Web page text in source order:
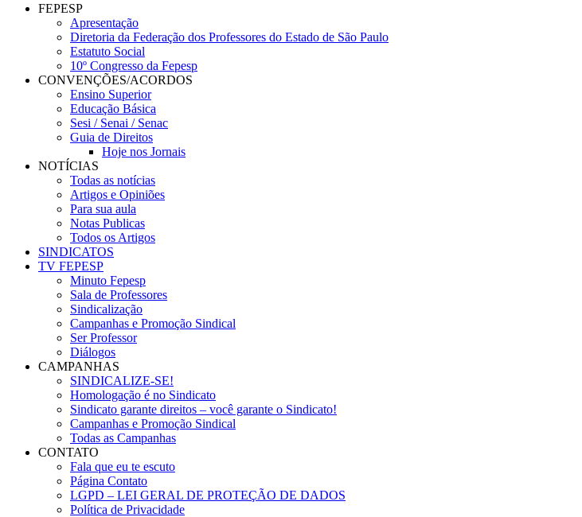
FEPESP
Apresentação
Diretoria da Federação dos Professores do Estado de São Paulo
Estatuto Social
10º Congresso da Fepesp
CONVENÇÕES/ACORDOS
Ensino Superior
Educação Básica
Sesi / Senai / Senac
Guia de Direitos
Hoje nos Jornais
NOTÍCIAS
Todas as notícias
Artigos e Opiniões
Para sua aula
Notas Publicas
Todos os Artigos
SINDICATOS
TV FEPESP
Minuto Fepesp
Sala de Professores
Sindicalização
Campanhas e Promoção Sindical
Ser Professor
Diálogos
CAMPANHAS
SINDICALIZE-SE!
Homologação é no Sindicato
Sindicato garante direitos – você garante o Sindicato!
Campanhas e Promoção Sindical
Todas as Campanhas
CONTATO
Fala que eu te escuto
Página Contato
LGPD – LEI GERAL DE PROTEÇÃO DE DADOS
Política de Privacidade